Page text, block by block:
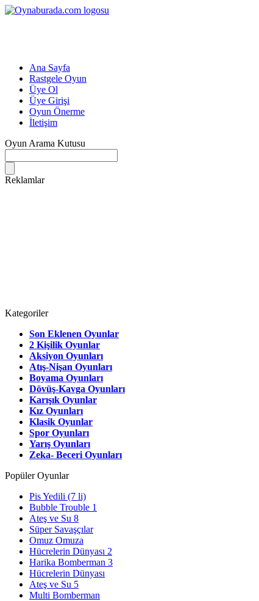
Ana Sayfa
Rastgele Oyun
Üye Ol
Üye Girişi
Oyun Önerme
İletişim
Oyun Arama Kutusu
Reklamlar
Kategoriler
Son Eklenen Oyunlar
2 Kişilik Oyunlar
Aksiyon Oyunları
Atış-Nişan Oyunları
Boyama Oyunları
Dövüş-Kavga Oyunları
Karışık Oyunlar
Kız Oyunları
Klasik Oyunlar
Spor Oyunları
Yarış Oyunları
Zeka- Beceri Oyunları
Popüler Oyunlar
Pis Yedili (7 li)
Bubble Trouble 1
Ateş ve Su 8
Süper Savaşçılar
Omuz Omuza
Hücrelerin Dünyası 2
Harika Bomberman 3
Hücrelerin Dünyası
Ateş ve Su 5
Multi Bomberman